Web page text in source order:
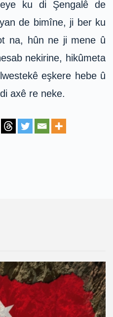
ku di Şengalê de
de bimîne, ji ber ku
na, hûn ne ji mene û
nekirine, hikûmeta
eşkere hebe û
axê re neke.